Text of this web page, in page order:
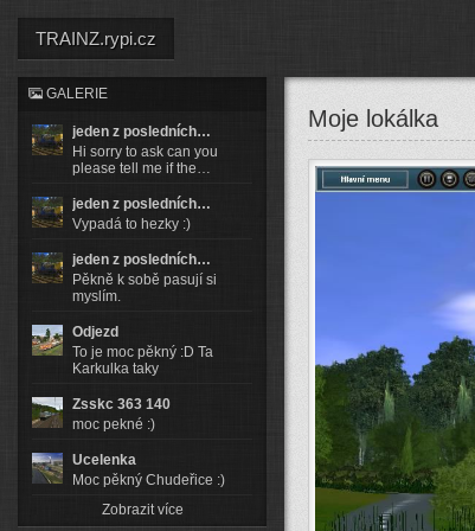
TRAINZ.rypi.cz
GALERIE
jeden z posledních…
Hi sorry to ask can you
please tell me if the…
jeden z posledních…
Vypadá to hezky :)
jeden z posledních…
Pěkně k sobě pasují si
myslím.
Odjezd
To je moc pěkný :D Ta
Karkulka taky
Zsskc 363 140
moc pekné :)
Ucelenka
Moc pěkný Chudeřice :)
Zobrazit více
Moje lokálka